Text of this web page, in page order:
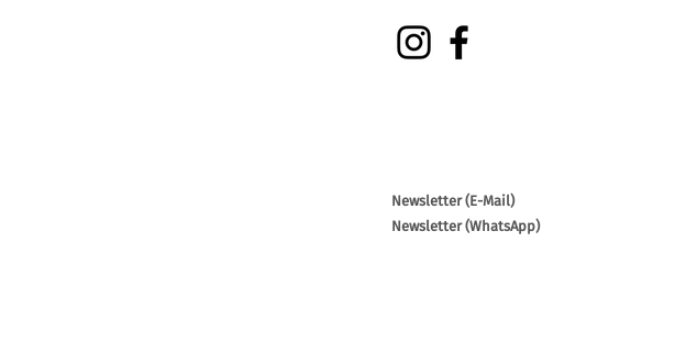
Newsletter (E-Mail)
Newsletter (WhatsApp)